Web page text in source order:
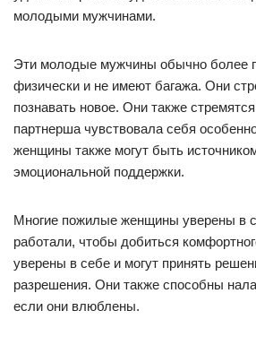
молодыми мужчинами.
Эти молодые мужчины обычно более
физически и не имеют багажа. Они
познавать новое. Они также
партнерша чувствовала себя
женщины также могут быть
эмоциональной поддержки.
Многие пожилые женщины уверены в
работали, чтобы добиться
уверены в себе и могут принять
разрешения. Они также способны
если они влюблены.